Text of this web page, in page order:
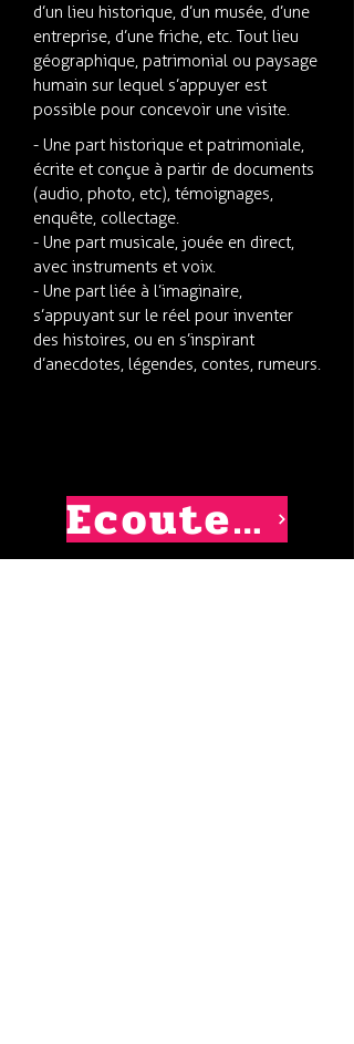
d’un lieu historique, d’un musée, d’une
entreprise, d’une friche, etc. Tout lieu
géographique, patrimonial ou paysage
humain sur lequel s’appuyer est
possible pour concevoir une visite.
- Une part historique et patrimoniale,
écrite et conçue à partir de documents
(audio, photo, etc), témoignages,
enquête, collectage.
- Une part musicale, jouée en direct,
avec instruments et voix.
- Une part liée à l’imaginaire,
s’appuyant sur le réel pour inventer
des histoires, ou en s’inspirant
d’anecdotes, légendes, contes, rumeurs.
Ecouter les Virées